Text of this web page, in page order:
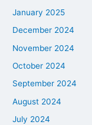
January 2025
December 2024
November 2024
October 2024
September 2024
August 2024
July 2024